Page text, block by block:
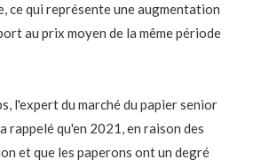
ce qui représente une augmentation
au prix moyen de la même période
l'expert du marché du papier senior
rappelé qu'en 2021, en raison des
et que les paperons ont un degré